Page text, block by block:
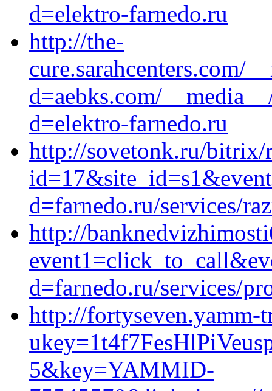
d=elektro-farnedo.ru
http://the-
cure.sarahcenters.com/
d=aebks.com/
d=elektro-farnedo.ru
http://sovetonk.ru/bitrix/
d=farnedo.ru/services/
http://
d=farnedo.ru/services/
http://fortyseven.yamm-
5&key=YAMMID-